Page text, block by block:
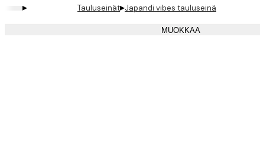
▸ Tauluseinät▸Japandi vibes tauluseinä
MUOKKAA